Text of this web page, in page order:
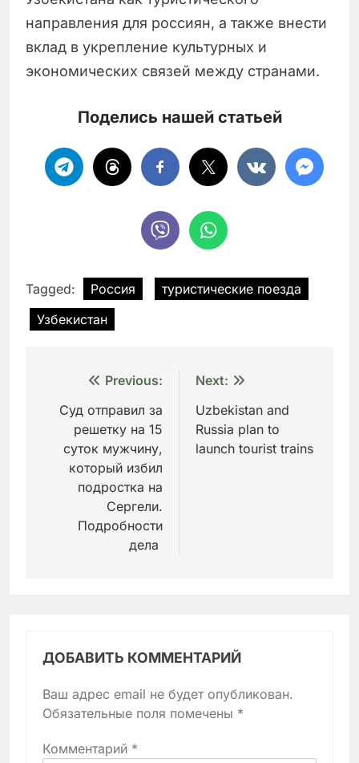
направления для россиян, а также внести
вклад в укрепление культурных и
экономических связей между странами.
Поделись нашей статьей
Tagged: Россия
туристические поезда
Узбекистан
Навигация
по
записям
Previous:
Суд отправил за
решетку на 15
суток мужчину,
который избил
подростка на
Сергели.
Подробности
дела
Next:
Uzbekistan and
Russia plan to
launch tourist trains
ДОБАВИТЬ КОММЕНТАРИЙ
Ваш адрес email не будет опубликован.
Обязательные поля помечены *
Комментарий *